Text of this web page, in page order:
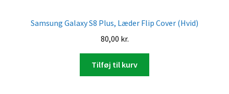
Samsung Galaxy S8 Plus, Læder Flip Cover (Hvid)
80,00 kr.
Tilføj til kurv